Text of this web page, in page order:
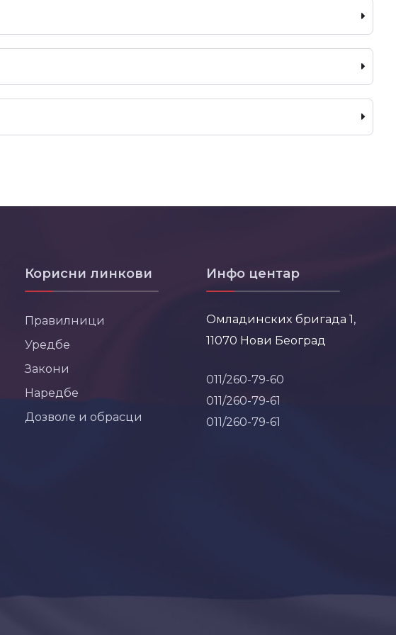
Корисни линкови
Правилници
Уредбе
Закони
Наредбе
Дозволе и обрасци
Инфо центар
Омладинских бригада 1,
11070 Нови Београд
011/260-79-60
011/260-79-61
011/260-79-61